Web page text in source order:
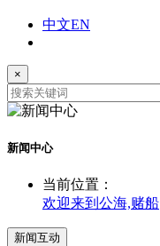
中文EN
×
新闻中心
当前位置：
欢迎来到公海,赌船
新闻互动